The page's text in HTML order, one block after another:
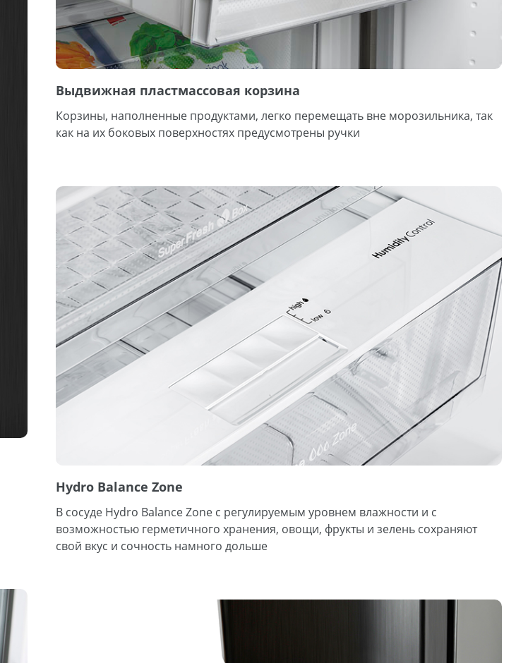
Выдвижная пластмассовая корзина
Корзины, наполненные продуктами, легко перемещать вне морозильника, так
как на их боковых поверхностях предусмотрены ручки
Hydro Balance Zone
В сосуде Hydro Balance Zone с регулируемым уровнем влажности и с
возможностью герметичного хранения, овощи, фрукты и зелень сохраняют
свой вкус и сочность намного дольше